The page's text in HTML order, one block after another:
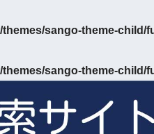
sango-theme-child/
sango-theme-child/